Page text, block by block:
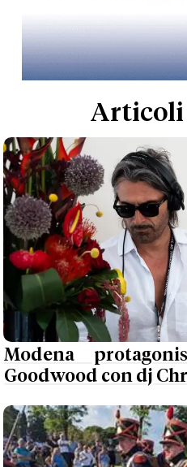
Articoli
Modena
Goodwood con dj